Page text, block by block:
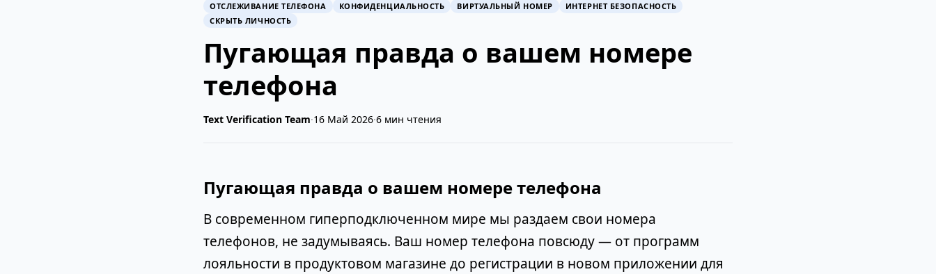
ОТСЛЕЖИВАНИЕ ТЕЛЕФОНА КОНФИДЕНЦИАЛЬНОСТЬ ВИРТУАЛЬНЫЙ НОМЕР
ИНТЕРНЕТ БЕЗОПАСНОСТЬ
СКРЫТЬ ЛИЧНОСТЬ
Пугающая правда о вашем номере
телефона
Text Verification Team·16 Май 2026·6 мин чтения
Пугающая правда о вашем номере телефона
В современном гиперподключенном мире мы раздаем свои номера
телефонов, не задумываясь. Ваш номер телефона повсюду — от программ
лояльности в продуктовом магазине до регистрации в новом приложении для